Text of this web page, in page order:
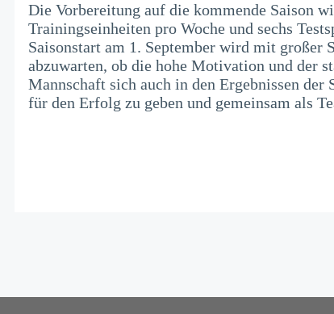
Die Vorbereitung auf die kommende Saison
Trainingseinheiten pro Woche und sechs
Saisonstart am 1. September wird mit großer
abzuwarten, ob die hohe Motivation und der
Mannschaft sich auch in den Ergebnissen
für den Erfolg zu geben und gemeinsam als